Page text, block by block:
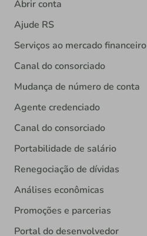
Abrir conta
Ajude RS
Serviços ao mercado financeiro
Canal do consorciado
Mudança de número de conta
Agente credenciado
Canal do consorciado
Portabilidade de salário
Renegociação de dívidas
Análises econômicas
Promoções e parcerias
Portal do desenvolvedor